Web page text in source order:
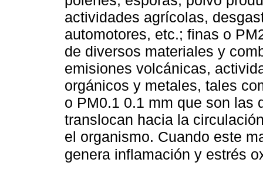
actividades agrícolas,
automotores, etc.; finas o
de diversos materiales y
emisiones volcánicas,
orgánicos y metales, tales
o PM0.1 0.1 mm que son las
translocan hacia la
el organismo. Cuando este
genera inflamación y estrés